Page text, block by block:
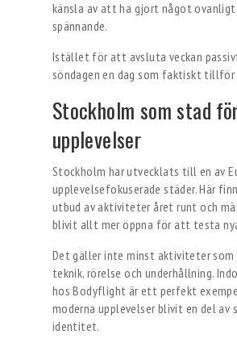
känsla av att ha gjort något ovanligt
spännande.
Istället för att avsluta veckan
söndagen en dag som faktiskt tillför
Stockholm som stad
upplevelser
Stockholm har utvecklats till en av
upplevelsefokuserade städer. Här
utbud av aktiviteter året runt och
blivit allt mer öppna för att testa
Det gäller inte minst aktiviteter som
teknik, rörelse och underhållning.
hos Bodyflight är ett perfekt
moderna upplevelser blivit en del av
identitet.